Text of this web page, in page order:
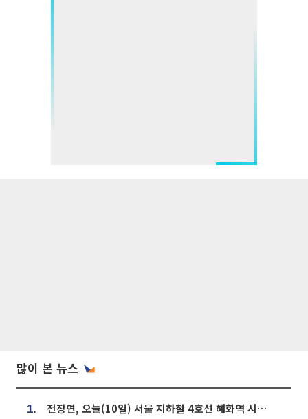
많이 본 뉴스
1. 전장연, 오늘(10일) 서울 지하철 4호선 혜화역 시위…1호선 용산역 무정차